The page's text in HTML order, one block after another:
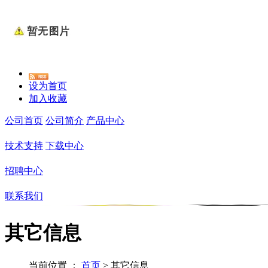
设为首页
加入收藏
公司首页 公司简介 产品中心
技术支持 下载中心
招聘中心
联系我们
其它信息
当前位置 ： 首页 > 其它信息